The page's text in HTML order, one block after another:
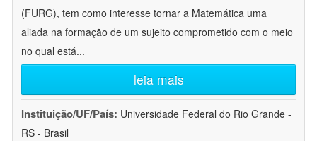
(FURG), tem como interesse tornar a Matemática uma
aliada na formação de um sujeito comprometido com o meio
no qual está...
leia mais
Instituição/UF/País: Universidade Federal do Rio Grande -
RS - Brasil